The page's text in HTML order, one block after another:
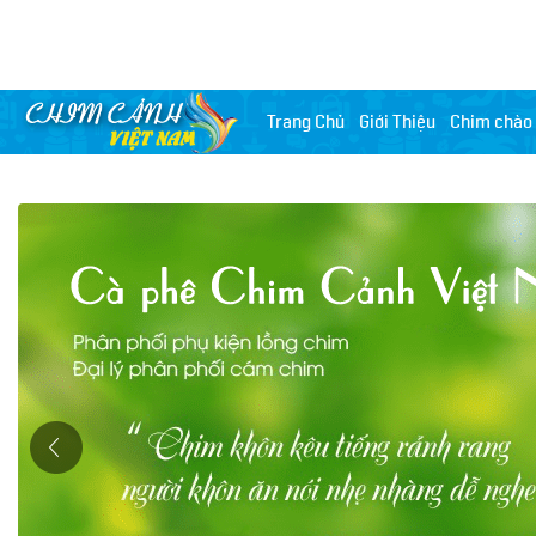
Trang Chủ Giới Thiệu Chim